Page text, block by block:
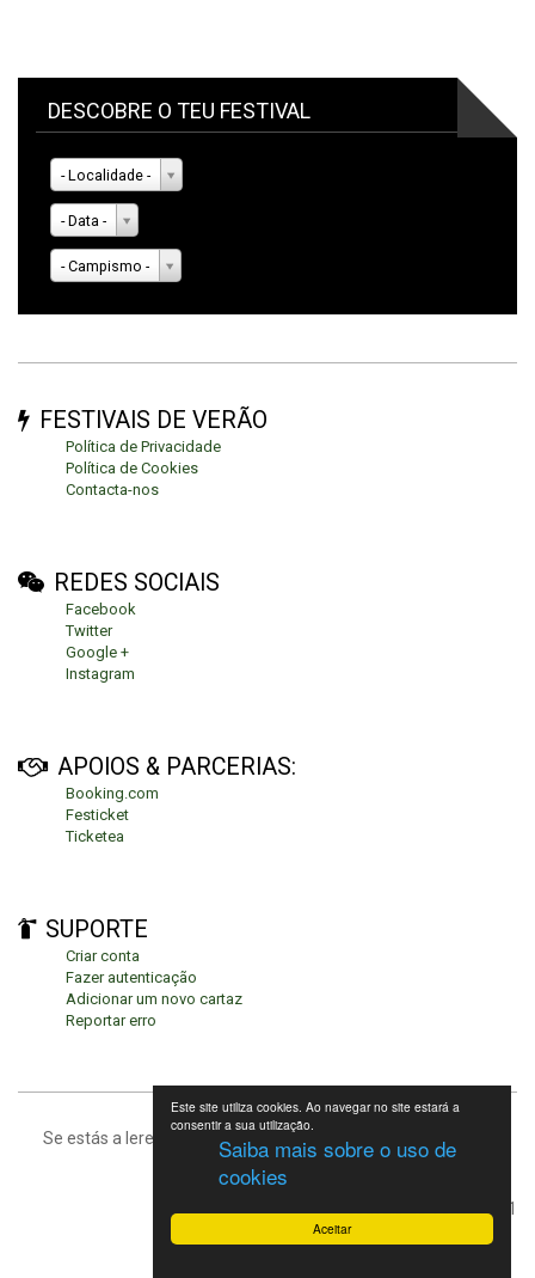
Este site utiliza cookies. Ao navegar no site estará a
consentir a sua utilização.
Saiba mais sobre o uso de
cookies
Aceitar
DESCOBRE O TEU FESTIVAL
- Localidade -
- Data -
- Campismo -
FESTIVAIS DE VERÃO
Política de Privacidade
Política de Cookies
Contacta-nos
REDES SOCIAIS
Facebook
Twitter
Google +
Instagram
APOIOS & PARCERIAS:
Booking.com
Festicket
Ticketea
SUPORTE
Criar conta
Fazer autenticação
Adicionar um novo cartaz
Reportar erro
Se estás a leres isto, significa que estás no fundo da página.
Festivais de Verão 2021